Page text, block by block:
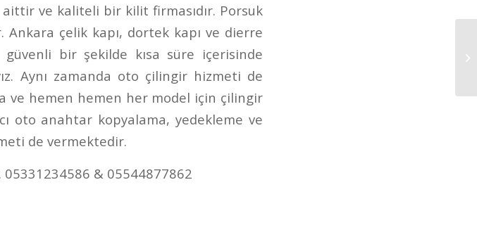
ve kaliteli bir kilit firmasıdır. Porsuk
çelik kapı, dortek kapı ve dierre
bir şekilde kısa süre içerisinde
Aynı zamanda oto çilingir hizmeti de
ve hemen hemen her model için çilingir
oto anahtar kopyalama, yedekleme ve
de vermektedir.
& 05544877862